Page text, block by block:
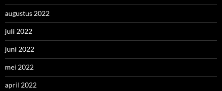
augustus 2022
juli 2022
juni 2022
mei 2022
april 2022